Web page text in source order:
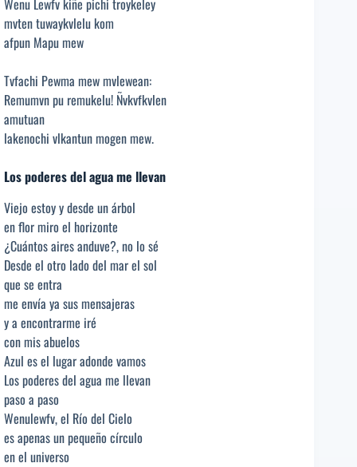
Wenu Lewfv kiñe pichi troykeley
mvten tuwaykvlelu kom
afpun Mapu mew
Tvfachi Pewma mew mvlewean:
Remumvn pu remukelu! Ñvkvfkvlen
amutuan
lakenochi vlkantun mogen mew.
Los poderes del agua me llevan
Viejo estoy y desde un árbol
en flor miro el horizonte
¿Cuántos aires anduve?, no lo sé
Desde el otro lado del mar el sol
que se entra
me envía ya sus mensajeras
y a encontrarme iré
con mis abuelos
Azul es el lugar adonde vamos
Los poderes del agua me llevan
paso a paso
Wenulewfv, el Río del Cielo
es apenas un pequeño círculo
en el universo